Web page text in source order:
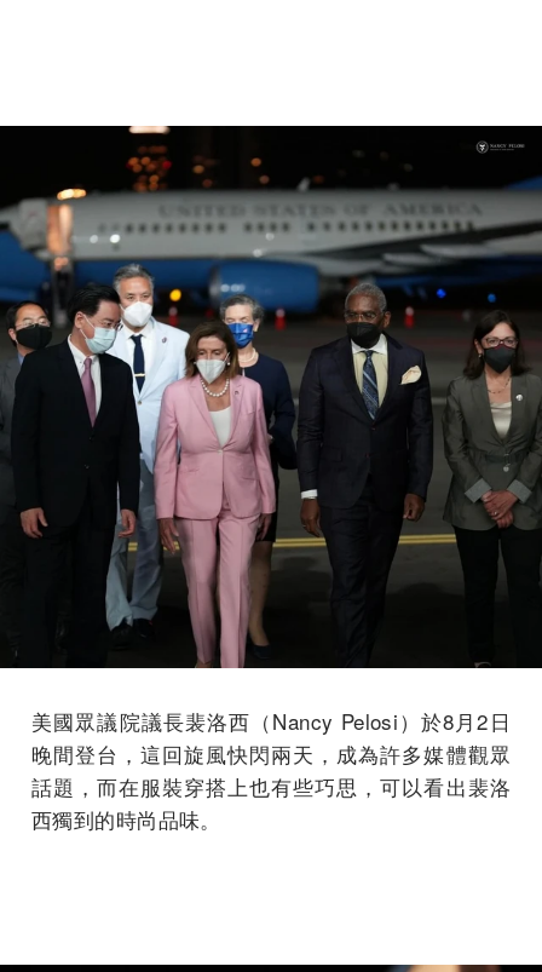
美國眾議院議長裴洛西（Nancy Pelosi）於8月2日
晚間登台，這回旋風快閃兩天，成為許多媒體觀眾
話題，而在服裝穿搭上也有些巧思，可以看出裴洛
西獨到的時尚品味。